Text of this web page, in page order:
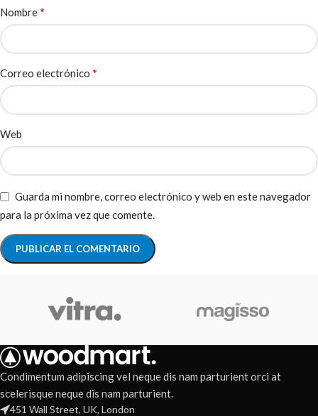
Nombre*
Correo electrónico *
Web
Guarda mi nombre, correo electrónico y web en este navegador
para la próxima vez que comente.
Condimentum adipiscing vel neque dis nam parturient orci at
scelerisque neque dis nam parturient.
451 Wall Street, UK, London